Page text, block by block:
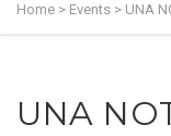
Home > Events > UNA
UNA